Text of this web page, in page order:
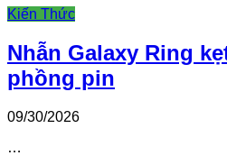
Kiến Thức
Nhẫn Galaxy Ring
phồng pin
09/30/2026
…